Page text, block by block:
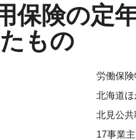
険の定
もの
労働保
北海道
北見公
17事業主